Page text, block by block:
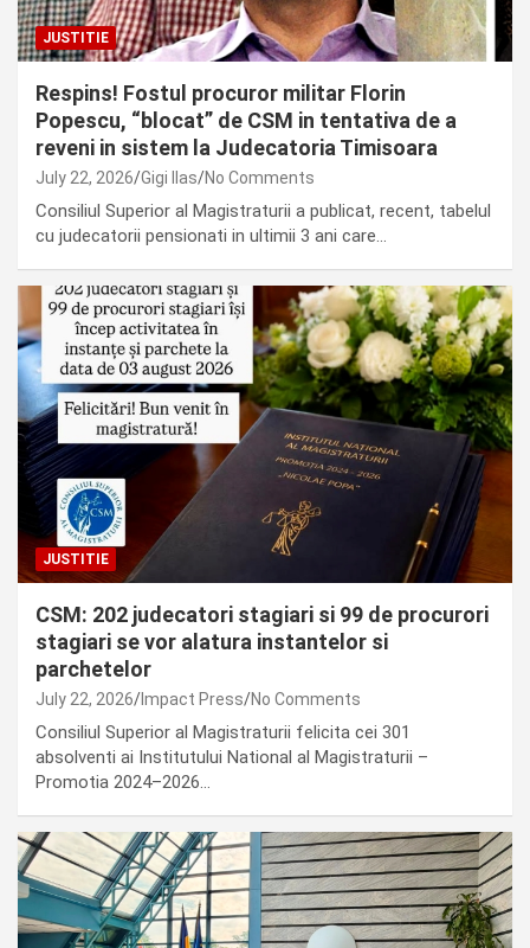
JUSTITIE
Respins! Fostul procuror militar Florin
Popescu, “blocat” de CSM in tentativa de a
reveni in sistem la Judecatoria Timisoara
July 22, 2026 Gigi Ilas No Comments
Consiliul Superior al Magistraturii a publicat, recent, tabelul
cu judecatorii pensionati in ultimii 3 ani care…
JUSTITIE
CSM: 202 judecatori stagiari si 99 de procurori
stagiari se vor alatura instantelor si
parchetelor
July 22, 2026 Impact Press No Comments
Consiliul Superior al Magistraturii felicita cei 301
absolventi ai Institutului National al Magistraturii –
Promotia 2024–2026…